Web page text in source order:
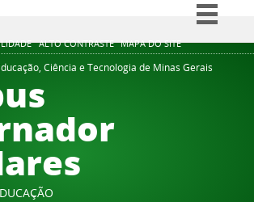
ALTO CONTRASTE MAPA DO SITE
Simplifique!
Comunica BR
Ciência e Tecnologia de Minas Gerais